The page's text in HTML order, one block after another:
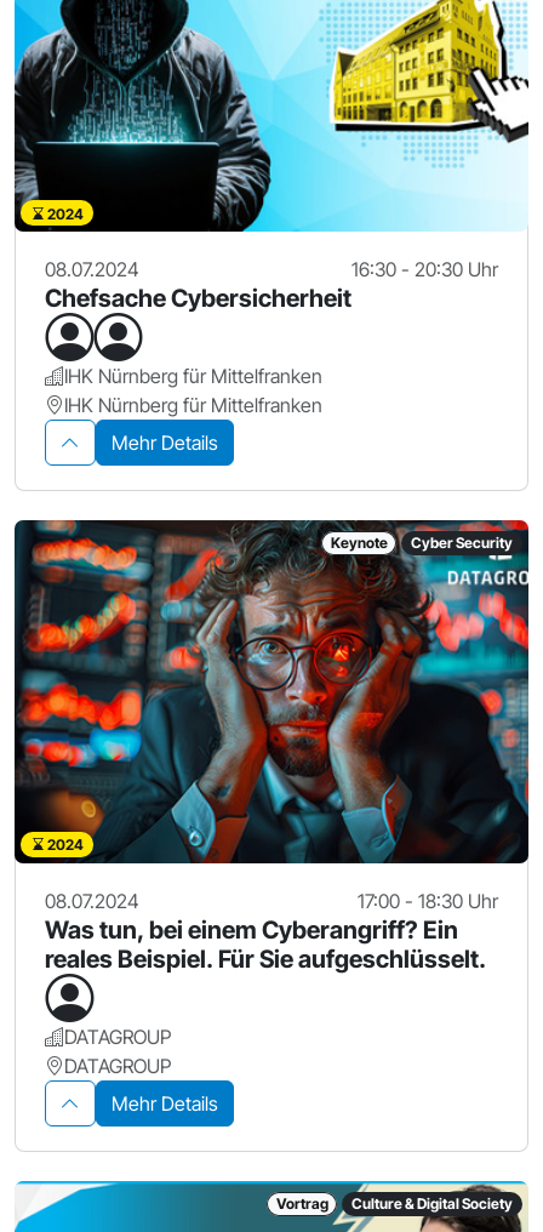
2024
08.07.2024 16:30 - 20:30 Uhr
Chefsache Cybersicherheit
IHK Nürnberg für Mittelfranken
IHK Nürnberg für Mittelfranken
Mehr Details
Keynote Cyber Security
2024
08.07.2024 17:00 - 18:30 Uhr
Was tun, bei einem Cyberangriff? Ein
reales Beispiel. Für Sie aufgeschlüsselt.
DATAGROUP
DATAGROUP
Mehr Details
Vortrag Culture & Digital Society